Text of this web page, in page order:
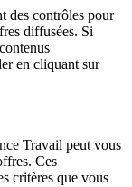
des contrôles pour
diffusées. Si
en cliquant sur
Travail peut vous
Ces
critères que vous